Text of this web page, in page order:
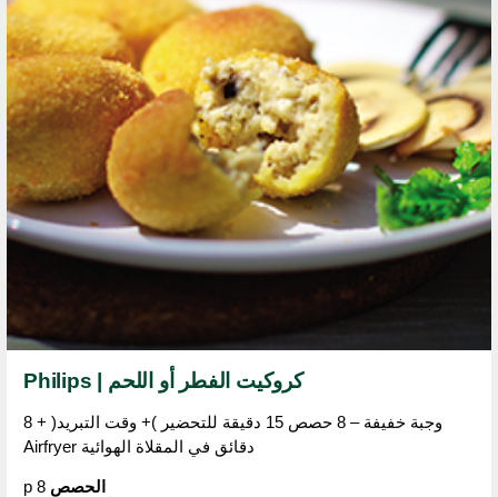
كروكيت الفطر أو اللحم | Philips
وجبة خفيفة – 8 حصص 15 دقيقة للتحضير )+ وقت التبريد( + 8
دقائق في المقلاة الهوائية Airfryer
الحصص8 p